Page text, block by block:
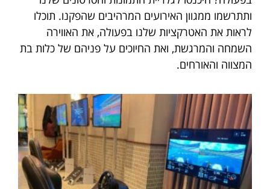
ותתרשמו ממגוון האירועים המרהיבים שהפקנו. תוכלו
לראות את האטרקציות שלנו בפעולה, את האווירה
השמחה והמרגשת, ואת החיוכים על פניהם של כלות בת
המצווה והאורחים.